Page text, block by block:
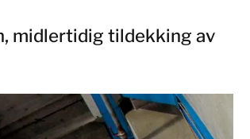
midlertidig tildekking av